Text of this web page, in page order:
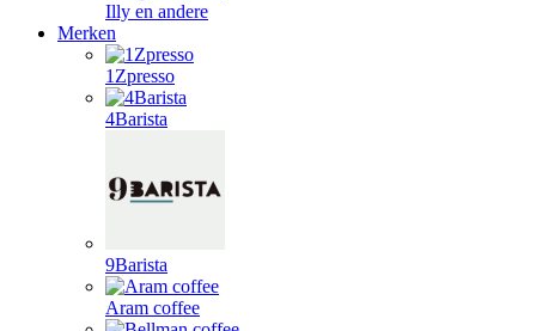
Illy en andere
Merken
1Zpresso
4Barista
9Barista
Aram coffee